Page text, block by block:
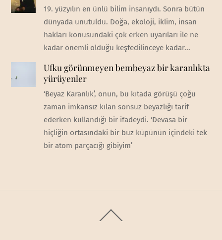
19. yüzyılın en ünlü bilim insanıydı. Sonra bütün
dünyada unutuldu. Doğa, ekoloji, iklim, insan
hakları konusundaki çok erken uyarıları ile ne
kadar önemli olduğu keşfedilinceye kadar...
Ufku görünmeyen bembeyaz bir karanlıkta
yürüyenler
‘Beyaz Karanlık’, onun, bu kıtada görüşü çoğu
zaman imkansız kılan sonsuz beyazlığı tarif
ederken kullandığı bir ifadeydi. ‘Devasa bir
hiçliğin ortasındaki bir buz küpünün içindeki tek
bir atom parçacığı gibiyim’
To